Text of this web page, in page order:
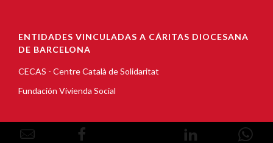
ENTIDADES VINCULADAS A CÁRITAS DIOCESANA
DE BARCELONA
CECAS - Centre Català de Solidaritat
Fundación Vivienda Social